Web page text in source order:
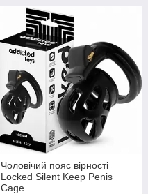
Чоловічий пояс вірності
Locked Silent Keep Penis
Cage